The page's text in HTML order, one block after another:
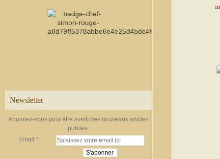
Newsletter
Abonnez-vous pour être averti des nouveaux articles
publiés.
Email